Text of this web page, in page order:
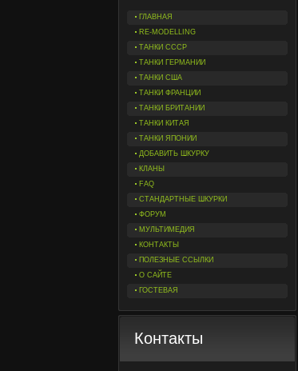
ГЛАВНАЯ
RE-MODELLING
ТАНКИ СССР
ТАНКИ ГЕРМАНИИ
ТАНКИ США
ТАНКИ ФРАНЦИИ
ТАНКИ БРИТАНИИ
ТАНКИ КИТАЯ
ТАНКИ ЯПОНИИ
ДОБАВИТЬ ШКУРКУ
КЛАНЫ
FAQ
СТАНДАРТНЫЕ ШКУРКИ
ФОРУМ
МУЛЬТИМЕДИЯ
КОНТАКТЫ
ПОЛЕЗНЫЕ ССЫЛКИ
О САЙТЕ
ГОСТЕВАЯ
Контакты